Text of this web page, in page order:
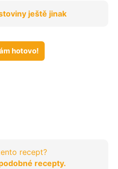
ještě jinak
hotovo!
recept?
recepty.